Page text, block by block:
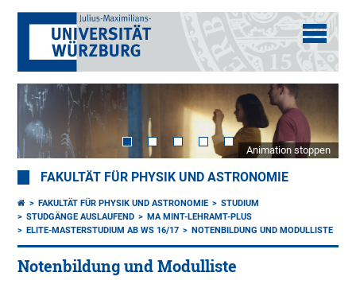
Animation stoppen
FAKULTÄT FÜR PHYSIK UND ASTRONOMIE
FAKULTÄT FÜR PHYSIK UND ASTRONOMIE
STUDIUM
STUDGÄNGE AUSLAUFEND
MA MINT-LEHRAMT-PLUS
ELITE-MASTERSTUDIUM AB WS 16/17
NOTENBILDUNG UND MODULLISTE
Notenbildung und Modulliste